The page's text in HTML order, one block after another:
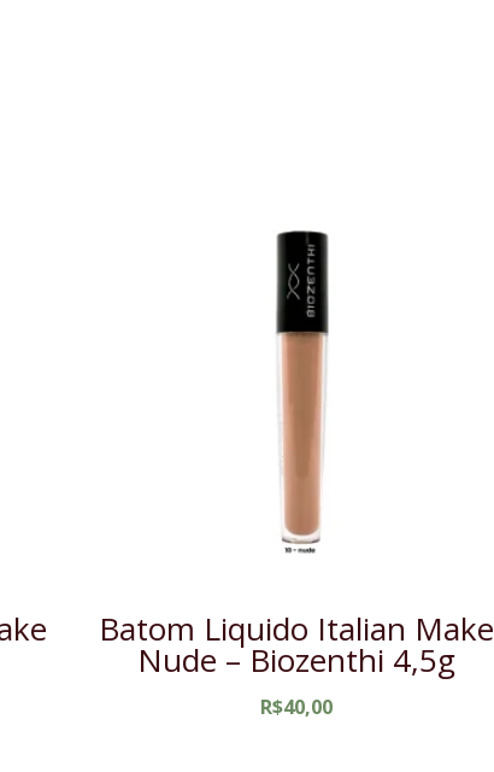
Batom Liquido Italian Make
Nude – Biozenthi 4,5g
R$40,00